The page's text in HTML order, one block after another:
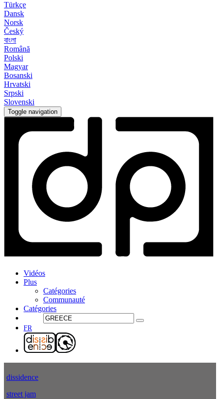
Türkçe
Dansk
Norsk
Český
বাংলা
Română
Polski
Magyar
Bosanski
Hrvatski
Srpski
Slovenski
Toggle navigation
Vidéos
Plus
Catégories
Communauté
Catégories
FR
dissidence
street jam